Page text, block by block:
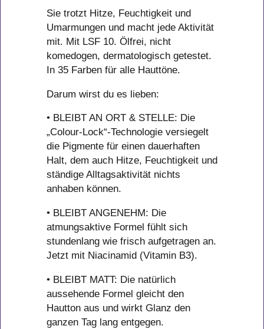
Sie trotzt Hitze, Feuchtigkeit und
Umarmungen und macht jede Aktivität
mit. Mit LSF 10. Ölfrei, nicht
komedogen, dermatologisch getestet.
In 35 Farben für alle Hauttöne.
Darum wirst du es lieben:
• BLEIBT AN ORT & STELLE: Die
„Colour-Lock“-Technologie versiegelt
die Pigmente für einen dauerhaften
Halt, dem auch Hitze, Feuchtigkeit und
ständige Alltagsaktivität nichts
anhaben können.
• BLEIBT ANGENEHM: Die
atmungsaktive Formel fühlt sich
stundenlang wie frisch aufgetragen an.
Jetzt mit Niacinamid (Vitamin B3).
• BLEIBT MATT: Die natürlich
aussehende Formel gleicht den
Hautton aus und wirkt Glanz den
ganzen Tag lang entgegen.